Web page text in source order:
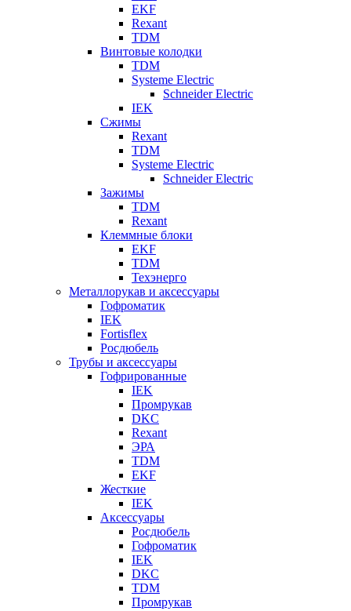
EKF
Rexant
TDM
Винтовые колодки
TDM
Systeme Electric
Schneider Electric
IEK
Сжимы
Rexant
TDM
Systeme Electric
Schneider Electric
Зажимы
TDM
Rexant
Клеммные блоки
EKF
TDM
Техэнерго
Металлорукав и аксессуары
Гофроматик
IEK
Fortisflex
Росдюбель
Трубы и аксессуары
Гофрированные
IEK
Промрукав
DKC
Rexant
ЭРА
TDM
EKF
Жесткие
IEK
Аксессуары
Росдюбель
Гофроматик
IEK
DKC
TDM
Промрукав